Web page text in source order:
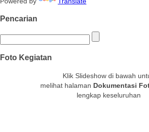
Pencarian
Foto Kegiatan
Klik Slideshow di bawah
melihat halaman Dokumentasi
lengkap keseluruhan